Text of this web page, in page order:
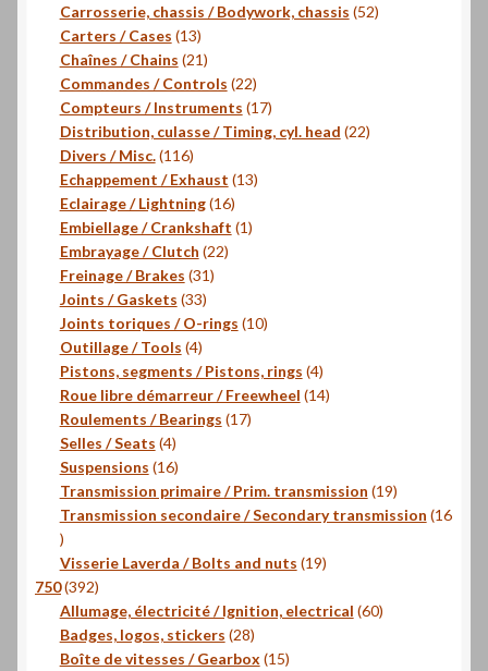
produits
Carrosserie, chassis / Bodywork, chassis 5252
Carters / Cases 1313
produits
Chaînes / Chains 2121
produits
Commandes / Controls 2222
produits
Compteurs / Instruments 1717
produits
Distribution, culasse / Timing, cyl. head 2222
Divers / Misc. 116116
produits
Echappement / Exhaust 1313
Eclairage / Lightning 1616
produits
Embiellage / Crankshaft 11
Embrayage / Clutch 2222
Freinage / Brakes 3131
Joints / Gaskets 3333
produits
Joints toriques / O-rings 1010
Outillage / Tools 44
produits
Pistons, segments / Pistons, rings 44
produits
Roue libre démarreur / Freewheel 1414
Roulements / Bearings 1717
Selles / Seats 44
produits
Suspensions 1616
produits
Transmission primaire / Prim. transmission 1919
produits
Transmission secondaire / Secondary transmission 16
16
produits
Visserie Laverda / Bolts and nuts 1919
750 392392
produits
Allumage, électricité / Ignition, electrical 6060
Badges, logos, stickers 2828
produits
Boîte de vitesses / Gearbox 1515